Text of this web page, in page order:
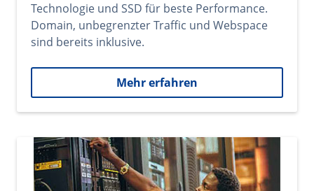
Technologie und SSD für beste Performance.
Domain, unbegrenzter Traffic und Webspace
sind bereits inklusive.
Mehr erfahren